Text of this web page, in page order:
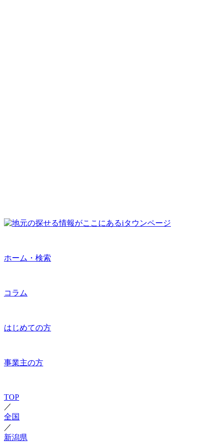
ホーム・検索
コラム
はじめての方
事業主の方
TOP
／
全国
／
新潟県